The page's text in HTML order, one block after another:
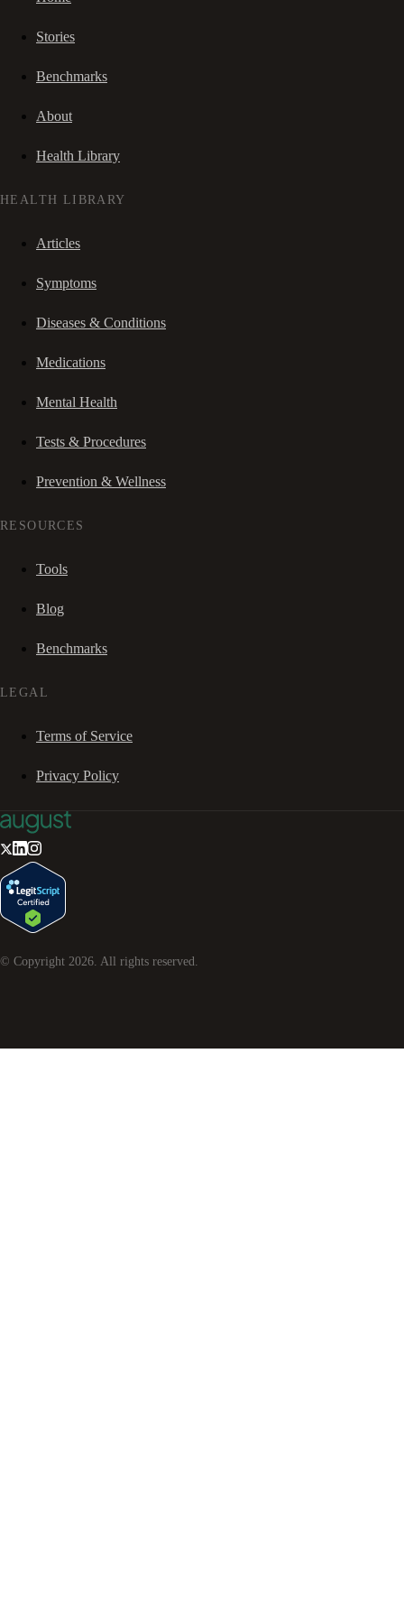
Stories
Benchmarks
About
Health Library
HEALTH LIBRARY
Articles
Symptoms
Diseases & Conditions
Medications
Mental Health
Tests & Procedures
Prevention & Wellness
RESOURCES
Tools
Blog
Benchmarks
LEGAL
Terms of Service
Privacy Policy
© Copyright 2026 . All rights reserved.